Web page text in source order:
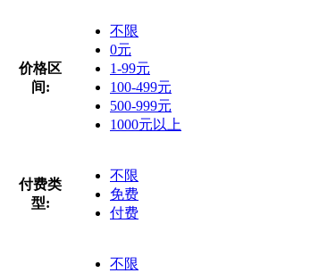
价格区
间:
不限
0元
1-99元
100-499元
500-999元
1000元以上
付费类
型:
不限
免费
付费
不限